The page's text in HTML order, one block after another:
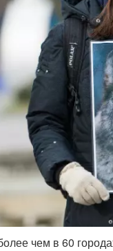
чем в 60